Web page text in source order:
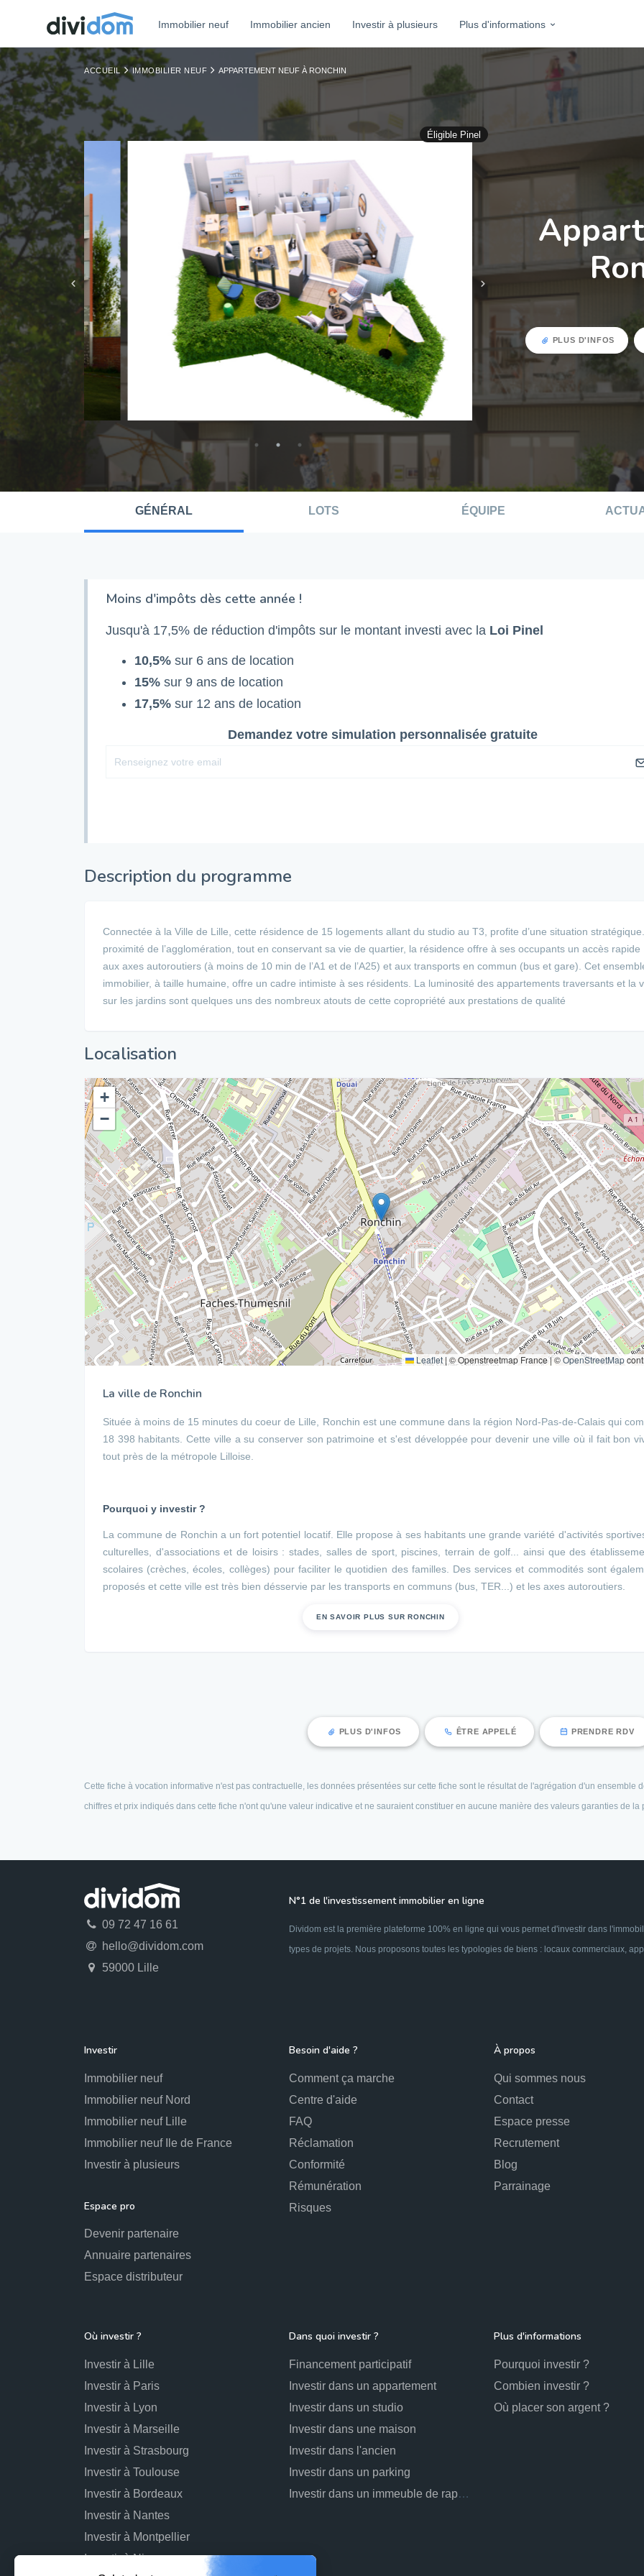
Immobilier neuf Immobilier ancien Investir à plusieurs Plus d'informations
ACCUEIL IMMOBILIER NEUF APPARTEMENT NEUF À RONCHIN
Éligible Pinel
PLUS D'INFOS
GÉNÉRAL LOTS ÉQUIPE
Moins d'impôts dès cette année !
Jusqu'à 17,5% de réduction d'impôts sur le montant investi avec la Loi Pinel
10,5% sur 6 ans de location
15% sur 9 ans de location
17,5% sur 12 ans de location
Demandez votre simulation personnalisée gratuite
Description du programme
Connectée à la Ville de Lille, cette résidence de 15 logements allant du studio au T3, profite d’une situation
proximité de l’agglomération, tout en conservant sa vie de quartier, la résidence offre à ses occupants un accès rapide
aux axes autoroutiers (à moins de 10 min de l’A1 et de l’A25) et aux transports en commun (bus et gare). Cet
immobilier, à taille humaine, offre un cadre intimiste à ses résidents. La luminosité des appartements traversants et la
sur les jardins sont quelques uns des nombreux atouts de cette copropriété aux prestations de qualité
Localisation
+
−
Leaflet | © Openstreetmap France | ©OpenStreetMap
La ville de Ronchin
Située à moins de 15 minutes du coeur de Lille, Ronchin est une commune dans la région Nord-Pas-de-Calais qui
18 398 habitants. Cette ville a su conserver son patrimoine et s'est développée pour devenir une ville où il fait bon
tout près de la métropole Lilloise.
Pourquoi y investir ?
La commune de Ronchin a un fort potentiel locatif. Elle propose à ses habitants une grande variété d'activités
culturelles, d'associations et de loisirs : stades, salles de sport, piscines, terrain de golf... ainsi que des
scolaires (crèches, écoles, collèges) pour faciliter le quotidien des familles. Des services et commodités sont
proposés et cette ville est très bien désservie par les transports en communs (bus, TER...) et les axes autoroutiers.
EN SAVOIR PLUS SUR RONCHIN
PLUS D'INFOS ÊTRE APPELÉ PRENDRE RDV
Cette fiche à vocation informative n'est pas contractuelle, les données présentées sur cette fiche sont le résultat de l'agrégation d'un ensemble
chiffres et prix indiqués dans cette fiche n'ont qu'une valeur indicative et ne sauraient constituer en aucune manière des valeurs garanties de la
09 72 47 16 61
hello@dividom.com
59000 Lille
N°1 de l'investissement immobilier en ligne
Dividom est la première plateforme 100% en ligne qui vous permet d'investir dans
types de projets. Nous proposons toutes les typologies de biens : locaux commerciaux,
Investir
Immobilier neuf
Immobilier neuf Nord
Immobilier neuf Lille
Immobilier neuf Ile de France
Investir à plusieurs
Espace pro
Devenir partenaire
Annuaire partenaires
Espace distributeur
Besoin d'aide ?
Comment ça marche
Centre d'aide
FAQ
Réclamation
Conformité
Rémunération
Risques
À propos
Qui sommes nous
Contact
Espace presse
Recrutement
Blog
Parrainage
Où investir ?
Investir à Lille
Investir à Paris
Investir à Lyon
Investir à Marseille
Investir à Strasbourg
Investir à Toulouse
Investir à Bordeaux
Investir à Nantes
Investir à Montpellier
Investir à Nice
Dans quoi investir ?
Financement participatif
Investir dans un appartement
Investir dans un studio
Investir dans une maison
Investir dans l'ancien
Investir dans un parking
Investir dans un immeuble de rapport
Plus d'informations
Pourquoi investir ?
Combien investir ?
Où placer son argent ?